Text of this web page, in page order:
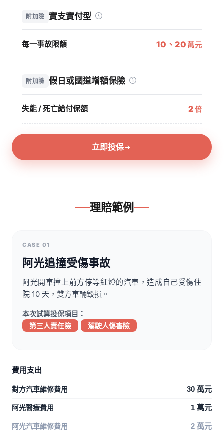
附加險 實支實付型
每一事故限額 10、20萬元
附加險 假日或國道增額保險
失能 / 死亡給付保額 2倍
立即投保
理賠範例
CASE 01
阿光追撞受傷事故
阿光開車撞上前方停等紅燈的汽車，造成自己受傷住
院 10 天，雙方車輛毀損。
本次試算投保項目：
第三人責任險
駕駛人傷害險
費用支出
對方汽車維修費用 30 萬元
阿光醫療費用 1 萬元
阿光汽車維修費用 2 萬元